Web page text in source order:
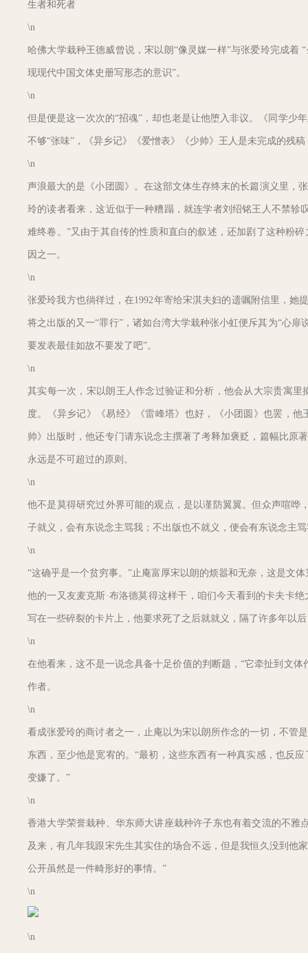
生者和死者
\n
哈佛大学栽种王德威曾说，宋以朗“像灵媒一样”与张爱玲完成着
现现代中国文体史册写形态的意识”。
\n
但是便是这一次次的“招魂”，却也老是让他堕入非议。《同学少
不够“张味”，《异乡记》《爱憎表》《少帅》王人是未完成的残
\n
声浪最大的是《小团圆》。在这部文体生存终末的长篇演义里，
玲的读者看来，这近似于一种糟蹋，就连学者刘绍铭王人不禁
难终卷。”又由于其自传的性质和直白的叙述，还加剧了这种粉
因之一。
\n
张爱玲我方也徜徉过，在1992年寄给宋淇夫妇的遗嘱附信里，她
将之出版的又一“罪行”，诸如台湾大学栽种张小虹便斥其为“心
要发表最佳如故不要发了吧”。
\n
其实每一次，宋以朗王人作念过验证和分析，他会从大宗贵寓
度。《异乡记》《易经》《雷峰塔》也好，《小团圆》也罢，
帅》出版时，他还专门请东说念主撰著了考释加褒贬，篇幅比原
永远是不可超过的原则。
\n
他不是莫得研究过外界可能的观点，是以谨防翼翼。但众声喧
子就义，会有东说念主骂我；不出版也不就义，便会有东说念主
\n
“这确乎是一个贫穷事。”止庵富厚宋以朗的烦嚣和无奈，这是文
他的一又友麦克斯·布洛德莫得这样干，咱们今天看到的卡夫卡
写在一些碎裂的卡片上，他要求死了之后就就义，隔了许多年以
\n
在他看来，这不是一说念具备十足价值的判断题，“它牵扯到文
作者。
\n
看成张爱玲的商讨者之一，止庵以为宋以朗所作念的一切，不管
东西，至少他是宽宥的。“最初，这些东西有一种真实感，也反
变嫌了。”
\n
香港大学荣誉栽种、华东师大讲座栽种许子东也有着交流的不
及来，有几年我跟宋先生其实住的场合不远，但是我恒久没到他
公开虽然是一件畸形好的事情。”
\n
\n